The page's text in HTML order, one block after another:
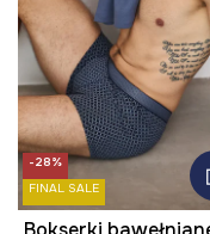
-28%
FINAL SALE